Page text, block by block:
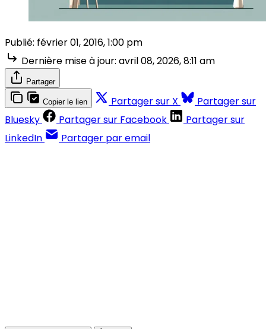
Publié: février 01, 2016, 1:00 pm
Dernière mise à jour: avril 08, 2026, 8:11 am
Partager
Copier le lien Partager sur X
Partager sur
Bluesky
Partager sur Facebook
Partager sur
LinkedIn
Partager par email